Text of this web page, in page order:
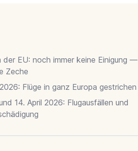
EU: noch immer keine Einigung —
Zeche
Flüge in ganz Europa gestrichen
14. April 2026: Flugausfällen und